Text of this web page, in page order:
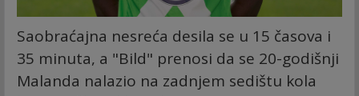
Saobraćajna nesreća desila se u 15 časova i
35 minuta, a "Bild" prenosi da se 20-godišnji
Malanda nalazio na zadnjem sedištu kola